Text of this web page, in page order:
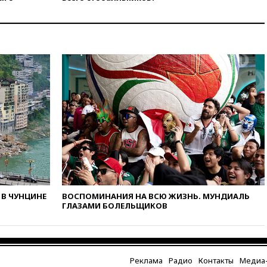
12:15Иран и Оман
Ормузского пролива
11:58Politico: США
восстановили обмен
разведданными с Украиной
11:58Великобритания
расширила санкции против
России
11:37В Ярославской области
обломки БПЛА упали в
резервуары НПЗ
11:19МИД России ответил на
критику мэра Хиросимы в
10:57Оверчук заявил о
сокращении товарооборота
ЧУНЦИНЕ
ВОСПОМИНАНИЯ НА ВСЮ ЖИЗНЬ. МУНДИАЛЬ
ГЛАЗАМИ БОЛЕЛЬЩИКОВ
Реклама Радио Контакты